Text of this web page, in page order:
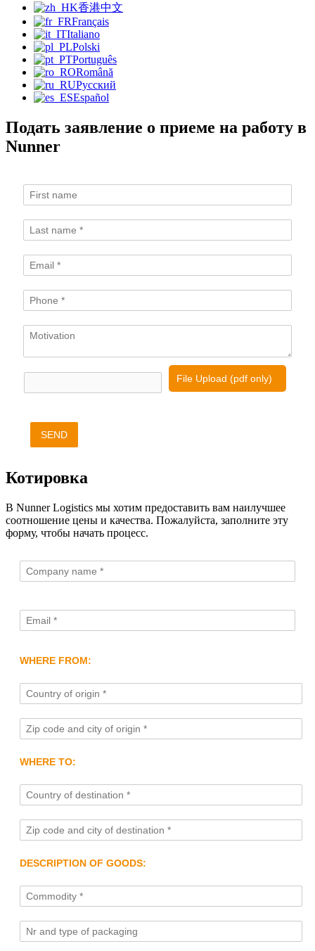
香港中文
Français
Italiano
Polski
Português
Română
Русский
Español
Подать заявление о приеме на работу в
Nunner
File Upload (pdf only)
SEND
Котировка
В Nunner Logistics мы хотим предоставить вам наилучшее
соотношение цены и качества. Пожалуйста, заполните эту
форму, чтобы начать процесс.
WHERE FROM:
WHERE TO:
DESCRIPTION OF GOODS: